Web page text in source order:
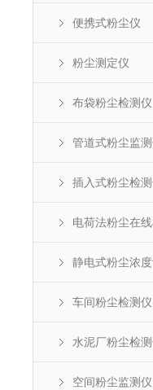
便携式粉尘仪
粉尘测定仪
布袋粉尘检测仪
管道式粉尘监
插入式粉尘检
电荷法粉尘在
静电式粉尘浓
车间粉尘检测仪
水泥厂粉尘检
空间粉尘监测仪